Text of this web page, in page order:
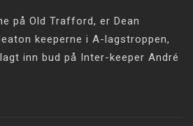
på Old Trafford, er Dean
keeperne i A-lagstroppen,
inn bud på Inter-keeper André